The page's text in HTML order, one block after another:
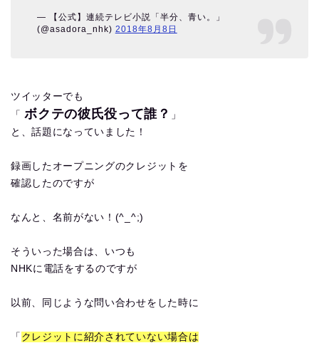
— 【公式】連続テレビ小説「半分、青い。」
(@asadora_nhk) 2018年8月8日
ツイッターでも
「ボクテの彼氏役って誰？
」
と、話題になっていました！
録画したオープニングのクレジットを
確認したのですが
なんと、名前がない！(^_^;)
そういった場合は、いつも
NHKに電話をするのですが
以前、同じような問い合わせをした時に
「 クレジットに紹介されていない場合は